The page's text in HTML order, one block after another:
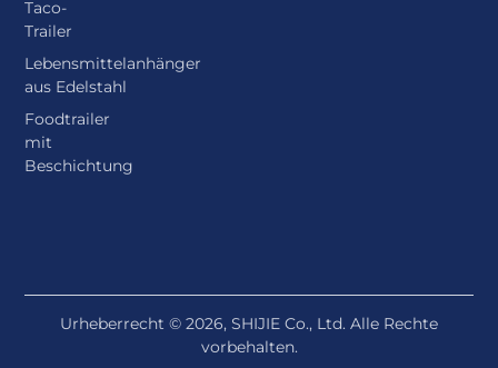
Taco-
Trailer
Lebensmittelanhänger
aus Edelstahl
Foodtrailer
mit
Beschichtung
Urheberrecht © 2026, SHIJIE Co., Ltd. Alle Rechte
vorbehalten.